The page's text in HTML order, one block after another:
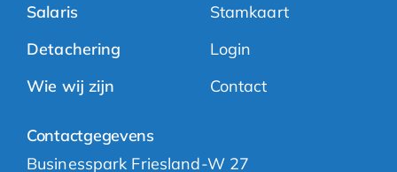
Salaris
Detachering
Wie wij zijn
Stamkaart
Login
Contact
Contactgegevens
Businesspark Friesland-W 27